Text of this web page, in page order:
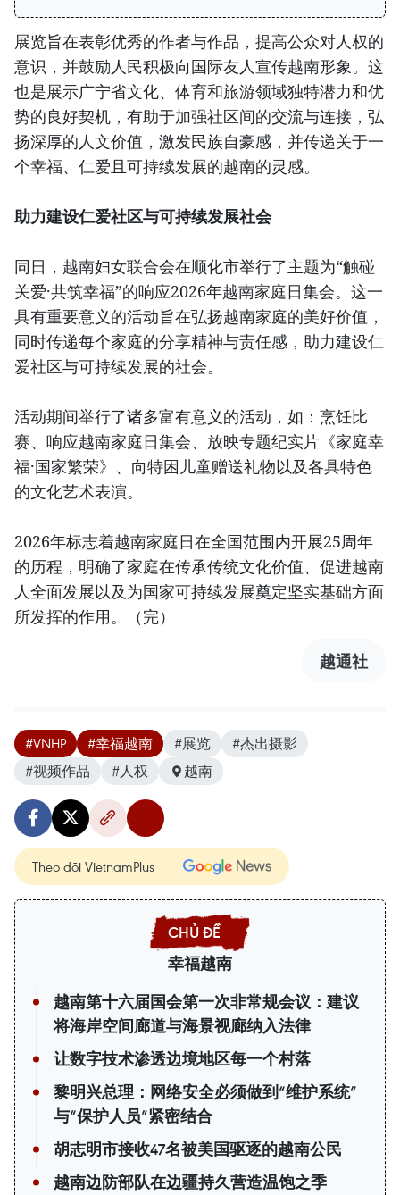
展览旨在表彰优秀的作者与作品，提高公众对人权的
意识，并鼓励人民积极向国际友人宣传越南形象。这
也是展示广宁省文化、体育和旅游领域独特潜力和优
势的良好契机，有助于加强社区间的交流与连接，弘
扬深厚的人文价值，激发民族自豪感，并传递关于一
个幸福、仁爱且可持续发展的越南的灵感。
助力建设仁爱社区与可持续发展社会
同日，越南妇女联合会在顺化市举行了主题为“触碰
关爱·共筑幸福”的响应2026年越南家庭日集会。这一
具有重要意义的活动旨在弘扬越南家庭的美好价值，
同时传递每个家庭的分享精神与责任感，助力建设仁
爱社区与可持续发展的社会。
活动期间举行了诸多富有意义的活动，如：烹饪比
赛、响应越南家庭日集会、放映专题纪实片《家庭幸
福·国家繁荣》、向特困儿童赠送礼物以及各具特色
的文化艺术表演。
2026年标志着越南家庭日在全国范围内开展25周年
的历程，明确了家庭在传承传统文化价值、促进越南
人全面发展以及为国家可持续发展奠定坚实基础方面
所发挥的作用。（完）
越通社
#VNHP #幸福越南 #展览
#杰出摄影
#视频作品
#人权 越南
Theo dõi VietnamPlus
幸福越南
越南第十六届国会第一次非常规会议：建议
将海岸空间廊道与海景视廊纳入法律
让数字技术渗透边境地区每一个村落
黎明兴总理：网络安全必须做到“维护系统”
与“保护人员”紧密结合
胡志明市接收47名被美国驱逐的越南公民
越南边防部队在边疆持久营造温饱之季